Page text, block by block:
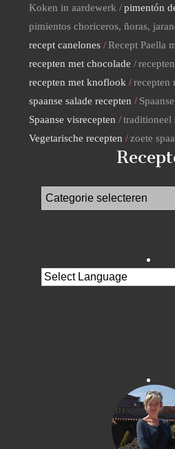
Koken in aardewerk
pimentón
pimientos choriceros, ñoras,
recept canelones
Recept Paella
recepten met chocolade
recepten met knoflook
recepten
spaanse salade recepten
Spaanse visrecepten
traditioneel
Vegetarische recepten
zoete